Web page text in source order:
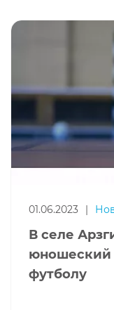
01.06.2023 |
В селе
юношеский
футболу